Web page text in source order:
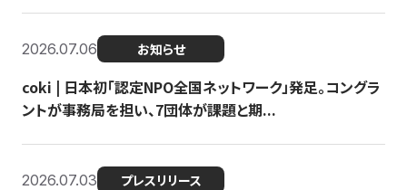
2026.07.06 お知らせ
coki | 日本初「認定NPO全国ネットワーク」発足。コングラ
ントが事務局を担い、7団体が課題と期...
2026.07.03 プレスリリース